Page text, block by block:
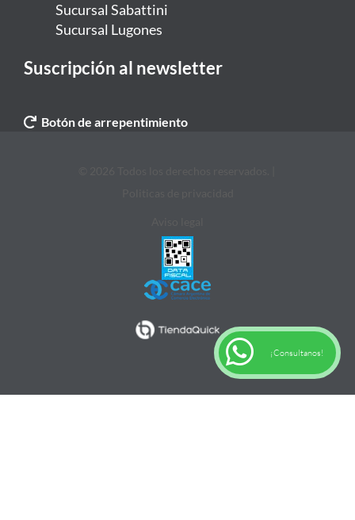
Sucursal Sabattini
Sucursal Lugones
Suscripción al newsletter
Botón de arrepentimiento
¡Consultanos!